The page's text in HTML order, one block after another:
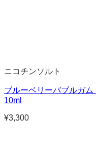
ニコチンソルト
ブルーベリーバブルガ
10ml
¥3,300